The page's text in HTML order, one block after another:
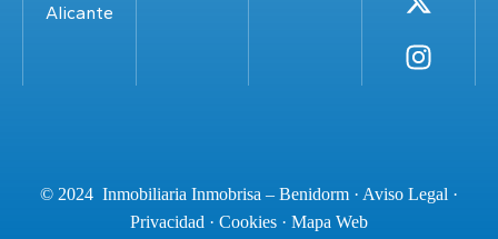
Alicante
© 2024 Inmobiliaria Inmobrisa – Benidorm · Aviso Legal ·
Privacidad · Cookies · Mapa Web